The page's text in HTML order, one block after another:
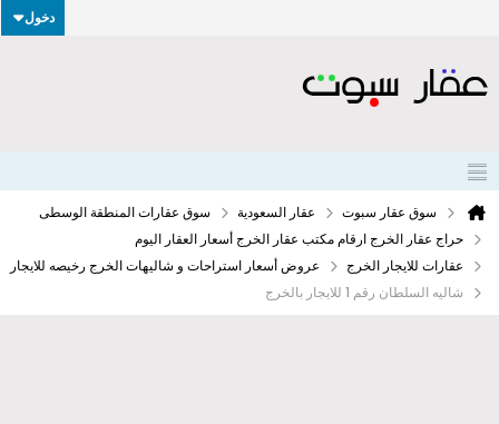
دخول
سوق عقار سبوت عقار السعودية
سوق عقارات المنطقة الوسطى
حراج عقار الخرج ارقام مكتب عقار الخرج أسعار العقار اليوم
عقارات للايجار الخرج
عروض أسعار استراحات و شاليهات الخرج رخيصه للايجار
شاليه السلطان رقم 1 للايجار بالخرج